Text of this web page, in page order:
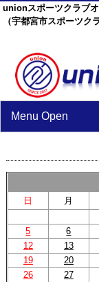
unionスポーツクラブ
（宇都宮市スポーツク
Menu Open
日 月
5
6
12
13
19
20
26
27